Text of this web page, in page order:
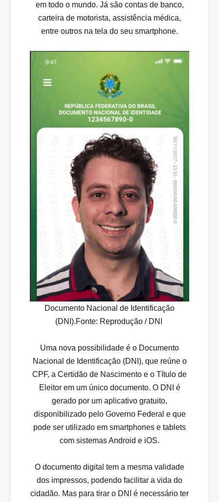
em todo o mundo. Já são contas de banco,
carteira de motorista, assistência médica,
entre outros na tela do seu smartphone.
Documento Nacional de Identificação
(DNI).Fonte: Reprodução / DNI
Uma nova possibilidade é o Documento
Nacional de Identificação (DNI), que reúne o
CPF, a Certidão de Nascimento e o Título de
Eleitor em um único documento. O DNI é
gerado por um aplicativo gratuito,
disponibilizado pelo Governo Federal e que
pode ser utilizado em smartphones e tablets
com sistemas Android e iOS.
O documento digital tem a mesma validade
dos impressos, podendo facilitar a vida do
cidadão. Mas para tirar o DNI é necessário ter